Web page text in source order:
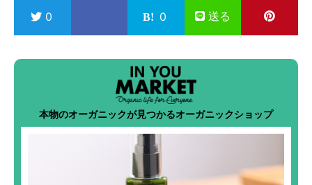
0 0 送る
本物のオーガニックが見つかるオーガニックショップ